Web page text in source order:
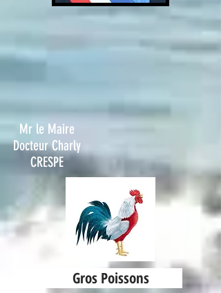
Mr le Maire
Docteur Charly
CRESPE
Gros Poissons